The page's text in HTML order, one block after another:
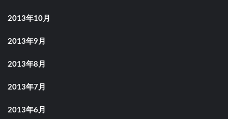
2013年10月
2013年9月
2013年8月
2013年7月
2013年6月